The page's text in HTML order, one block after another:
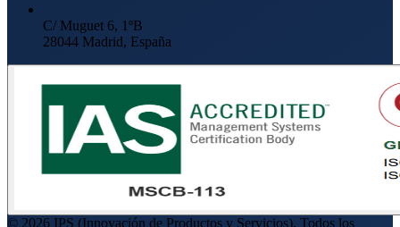
C/ Muguet 6, 1ºB
28044 Madrid, España
© 2026 IPS (Innovación de Productos y Servicios). Todos los